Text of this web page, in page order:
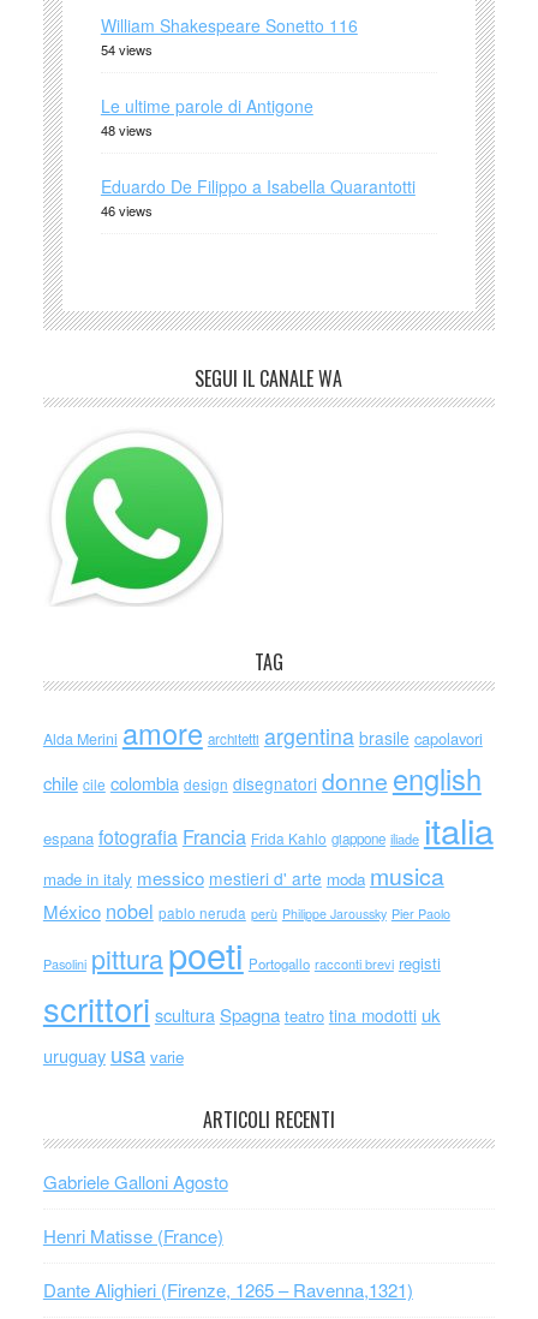
William Shakespeare Sonetto 116
54 views
Le ultime parole di Antigone
48 views
Eduardo De Filippo a Isabella Quarantotti
46 views
SEGUI IL CANALE WA
TAG
Alda Merini amore architetti argentina brasile capolavori
chile cile colombia design disegnatori donne english
espana fotografia Francia Frida Kahlo giappone iliade italia
made in italy messico mestieri d' arte moda musica
México nobel pablo neruda perù Philippe Jaroussky Pier Paolo
Pasolini pitturapoeti Portogallo racconti brevi registi
scrittori scultura Spagna teatro tina modotti uk
uruguay usa varie
ARTICOLI RECENTI
Gabriele Galloni Agosto
Henri Matisse (France)
Dante Alighieri (Firenze, 1265 – Ravenna,1321)